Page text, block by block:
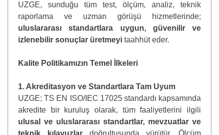
UZGE, sunduğu tüm test, ölçüm, analiz, teknik
raporlama ve uzman görüşü hizmetlerinde;
uluslararası standartlara uygun, güvenilir ve
izlenebilir sonuçlar üretmeyi taahhüt eder.
Kalite Politikamızın Temel İlkeleri
1. Akreditasyon ve Standartlara Tam Uyum
UZGE; TS EN ISO/IEC 17025 standardı kapsamında
akredite bir kuruluş olarak, tüm faaliyetlerini ilgili
ulusal ve uluslararası standartlar, mevzuatlar ve
teknik kılavuzlar doğrultusunda yürütür. Ölçüm